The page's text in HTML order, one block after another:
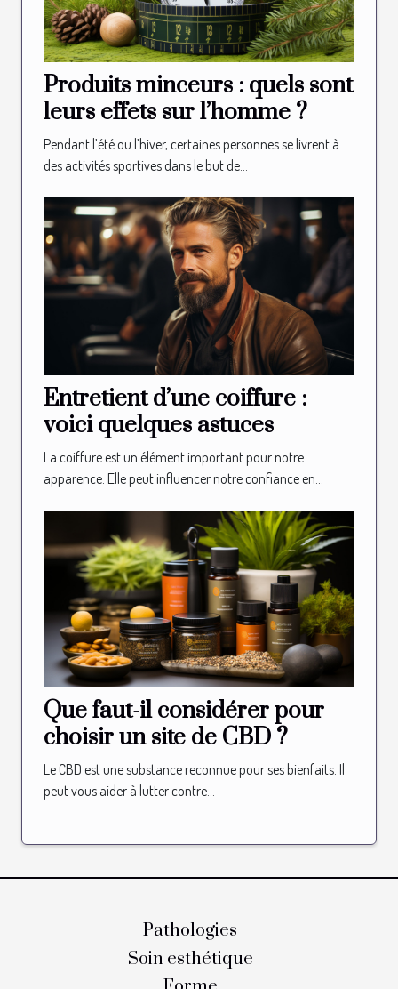
Produits minceurs : quels sont
leurs effets sur l’homme ?
Pendant l’été ou l’hiver, certaines personnes se livrent à
des activités sportives dans le but de...
Entretient d’une coiffure :
voici quelques astuces
La coiffure est un élément important pour notre
apparence. Elle peut influencer notre confiance en...
Que faut-il considérer pour
choisir un site de CBD ?
Le CBD est une substance reconnue pour ses bienfaits. Il
peut vous aider à lutter contre...
Pathologies
Soin esthétique